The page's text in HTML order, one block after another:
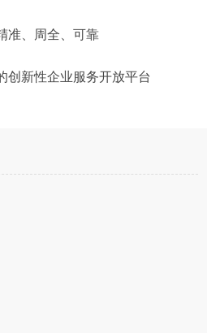
准、周全、可靠
创新性企业服务开放平台